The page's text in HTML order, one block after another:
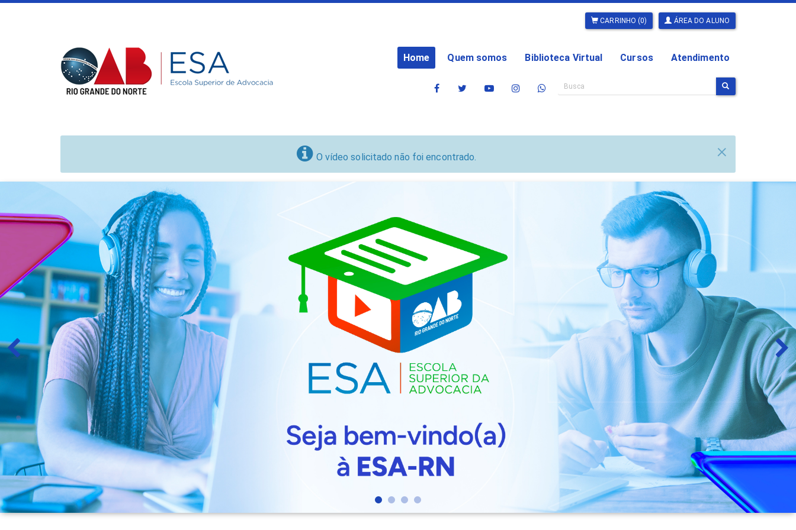
ÁREA DO ALUNO
CARRINHO (0)
Home Quem somos Biblioteca Virtual Cursos Atendimento
×
O vídeo solicitado não foi encontrado.